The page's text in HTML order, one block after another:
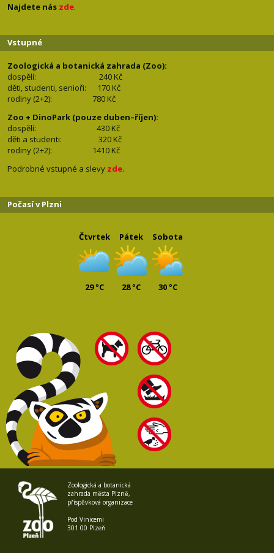
Najdete nás zde.
Vstupné
Zoologická a botanická zahrada (Zoo):
dospělí:
240 Kč
děti, studenti, senioři: 170 Kč
rodiny (2+2): 780 Kč
Zoo + DinoPark (pouze duben–říjen):
dospělí: 430 Kč
děti a studenti: 320 Kč
rodiny (2+2): 1410 Kč
Podrobné vstupné a slevy zde.
Počasí v Plzni
Čtvrtek
29 °C
Pátek
28 °C
Sobota
30 °C
Zoologická a botanická
zahrada města Plzně,
příspěvková organizace
Pod Vinicemi
301 00 Plzeň